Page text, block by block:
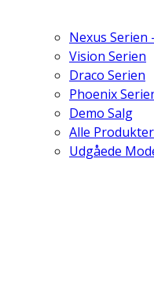
Nexus Serien
Vision Serien
Draco Serien
Phoenix
Demo Salg
Alle Produkter
Udgåede